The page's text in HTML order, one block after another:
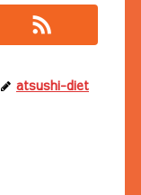
atsushi-diet